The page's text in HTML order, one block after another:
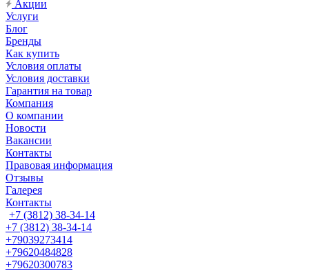
Акции
Услуги
Блог
Бренды
Как купить
Условия оплаты
Условия доставки
Гарантия на товар
Компания
О компании
Новости
Вакансии
Контакты
Правовая информация
Отзывы
Галерея
Контакты
+7 (3812) 38-34-14
+7 (3812) 38-34-14
+79039273414
+79620484828
+79620300783